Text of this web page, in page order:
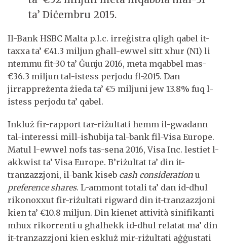
ta’ Diċembru 2015.
Il-Bank HSBC Malta p.l.c. irreġistra qligħ qabel it-
taxxa ta’ €41.3 miljun għall-ewwel sitt xhur (N1) li
ntemmu fit-30 ta’ Ġunju 2016, meta mqabbel mas-
€36.3 miljun tal-istess perjodu fl-2015. Dan
jirrappreżenta żieda ta’ €5 miljuni jew 13.8% fuq l-
istess perjodu ta’ qabel.
Inkluż fir-rapport tar-riżultati hemm il-gwadann
tal-interessi mill-isħubija tal-bank fil-Visa Europe.
Matul l-ewwel nofs tas-sena 2016, Visa Inc. lestiet l-
akkwist ta’ Visa Europe. B’riżultat ta’ din it-
tranzazzjoni, il-bank kiseb cash consideration u
preference shares. L-ammont totali ta’ dan id-dħul
rikonoxxut fir-riżultati rigward din it-tranzazzjoni
kien ta’ €10.8 miljun. Din kienet attività sinifikanti
mhux rikorrenti u għalhekk id-dħul relatat ma’ din
it-tranzazzjoni kien eskluż mir-riżultati aġġustati